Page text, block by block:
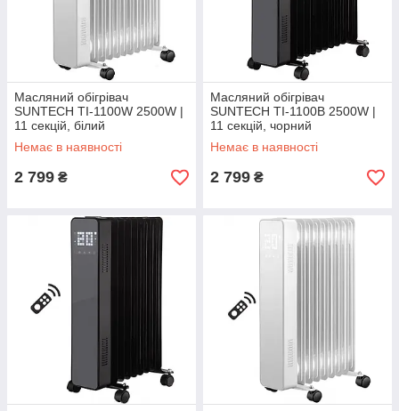
Масляний обігрівач
SUNTECH TI-1100W 2500W |
11 секцій, білий
Немає в наявності
2 799 ₴
Масляний обігрівач
SUNTECH TI-1100В 2500W |
11 секцій, чорний
Немає в наявності
2 799 ₴